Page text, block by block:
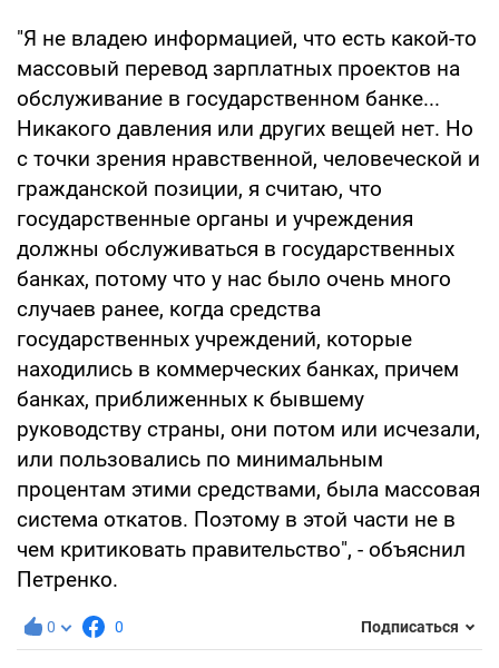
"Я не владею информацией, что есть какой-то
массовый перевод зарплатных проектов на
обслуживание в государственном банке...
Никакого давления или других вещей нет. Но
с точки зрения нравственной, человеческой и
гражданской позиции, я считаю, что
государственные органы и учреждения
должны обслуживаться в государственных
банках, потому что у нас было очень много
случаев ранее, когда средства
государственных учреждений, которые
находились в коммерческих банках, причем
банках, приближенных к бывшему
руководству страны, они потом или исчезали,
или пользовались по минимальным
процентам этими средствами, была массовая
система откатов. Поэтому в этой части не в
чем критиковать правительство", - объяснил
Петренко.
0 0 Подписаться